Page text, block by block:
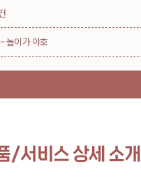
놀이가 야호
/서비스 상세 소개